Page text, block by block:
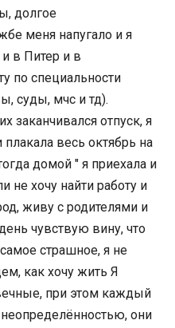
долгое
меня напугало и я
и в Питер и в
по специальности
суды, мчс и тд).
заканчивался отпуск, я
весь октябрь на
домой " я приехала и
не хочу найти работу и
живу с родителями и
чувствую вину, что
страшное, я не
как хочу жить Я
при этом каждый
они